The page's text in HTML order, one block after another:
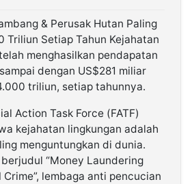
& Perusak Hutan Paling
Triliun Setiap Tahun Kejahatan
menghasilkan pendapatan
dengan US$281 miliar
triliun, setiap tahunnya.
Action Task Force (FATF)
kejahatan lingkungan adalah
menguntungkan di dunia.
“Money Laundering
lembaga anti pencucian